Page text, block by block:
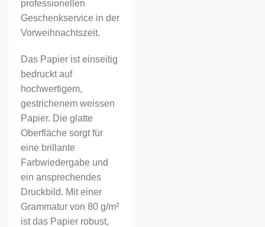
professionellen
Geschenkservice in der
Vorweihnachtszeit.
Das Papier ist einseitig
bedruckt auf
hochwertigem,
gestrichenem weissen
Papier. Die glatte
Oberfläche sorgt für
eine brillante
Farbwiedergabe und
ein ansprechendes
Druckbild. Mit einer
Grammatur von 80 g/m²
ist das Papier robust,